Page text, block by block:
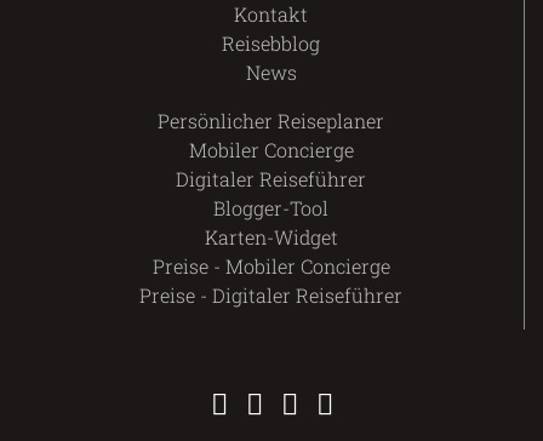
Kontakt
Reisebblog
News
Persönlicher Reiseplaner
Mobiler Concierge
Digitaler Reiseführer
Blogger-Tool
Karten-Widget
Preise - Mobiler Concierge
Preise - Digitaler Reiseführer